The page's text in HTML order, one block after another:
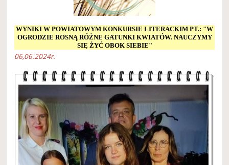
WYNIKI W POWIATOWYM KONKURSIE LITERACKIM PT.: "W
OGRODZIE ROSNĄ RÓŻNE GATUNKI KWIATÓW. NAUCZYMY
SIĘ ŻYĆ OBOK SIEBIE"
06,06.2024r.